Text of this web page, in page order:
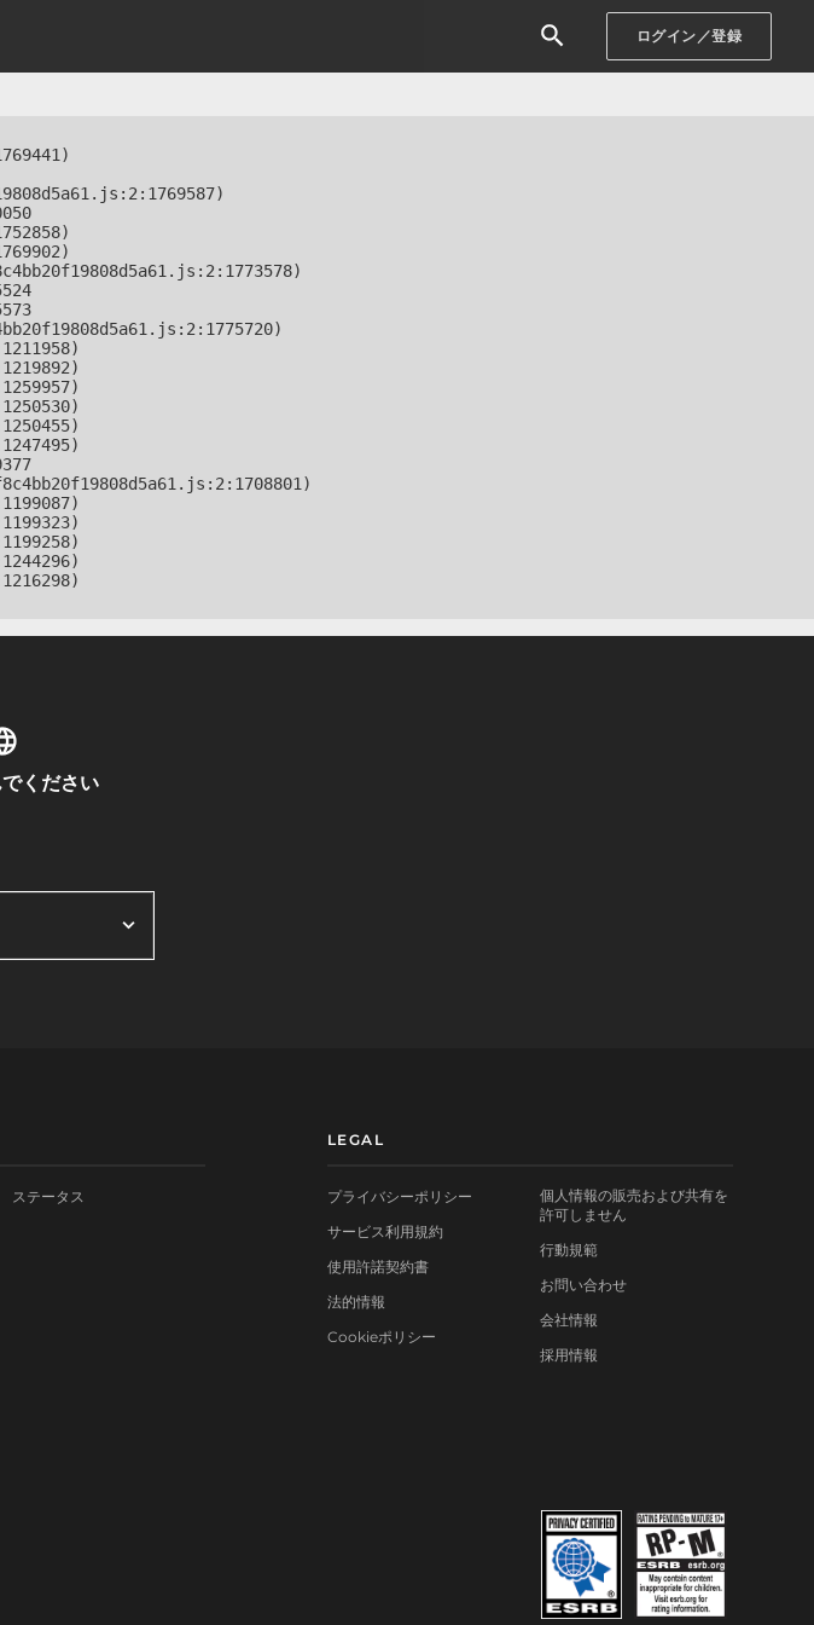
ログイン／登録
ください
ステータス
LEGAL
プライバシーポリシー
サービス利用規約
使用許諾契約書
法的情報
Cookieポリシー
個人情報の販売および共有を
許可しません
行動規範
お問い合わせ
会社情報
採用情報